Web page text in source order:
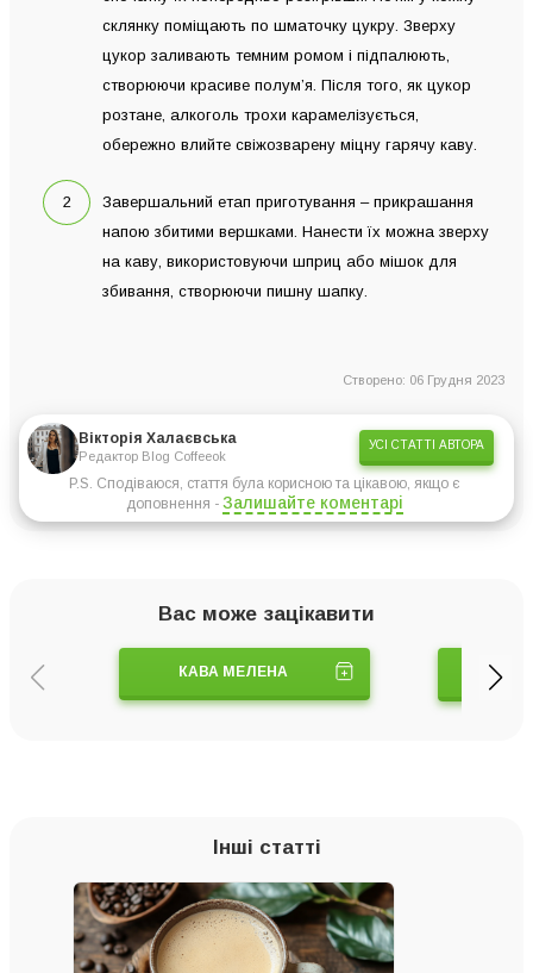
склянку поміщають по шматочку цукру. Зверху
цукор заливають темним ромом і підпалюють,
створюючи красиве полум’я. Після того, як цукор
розтане, алкоголь трохи карамелізується,
обережно влийте свіжозварену міцну гарячу каву.
Завершальний етап приготування – прикрашання
напою збитими вершками. Нанести їх можна зверху
на каву, використовуючи шприц або мішок для
збивання, створюючи пишну шапку.
Створено: 06 Грудня 2023
Вікторія Халаєвська
Редактор Blog Coffeeok
УСІ СТАТТІ АВТОРА
P.S. Сподіваюся, стаття була корисною та цікавою, якщо є
доповнення - Залишайте коментарі
Вас може зацікавити
КАВА МЕЛЕНА
Інші статті